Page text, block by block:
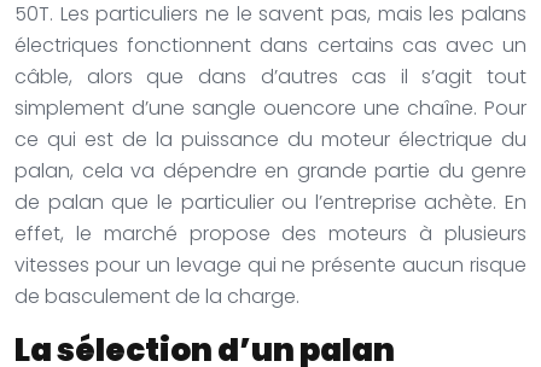
50T. Les particuliers ne le savent pas, mais les palans
électriques fonctionnent dans certains cas avec un
câble, alors que dans d’autres cas il s’agit tout
simplement d’une sangle ouencore une chaîne. Pour
ce qui est de la puissance du moteur électrique du
palan, cela va dépendre en grande partie du genre
de palan que le particulier ou l’entreprise achète. En
effet, le marché propose des moteurs à plusieurs
vitesses pour un levage qui ne présente aucun risque
de basculement de la charge.
La sélection d’un palan